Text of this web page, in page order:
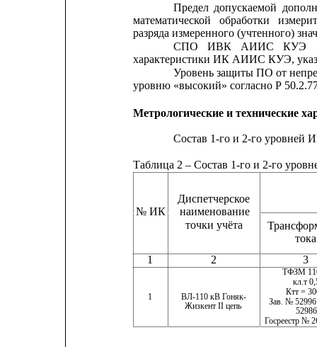
Предел допускаемой
математической
обработки
разряда измеренного (учтенного)
СПО
ИВК АИИС КУЭ
характеристики ИК АИИС КУЭ,
Уровень защиты ПО от
уровню «высокий» согласно Р
Метрологические и технические
Состав 1-го и 2-го
Таблица 2 – Состав 1-го и 2-го
Диспетчерское
№ ИК
наименование
точки учёта
1
2 3
1
ВЛ-110 кВ Гоняк-
Жизкент II цепь
ТФЗМ
кл.т
Ктт =
Зав. №
52986
Госреестр №